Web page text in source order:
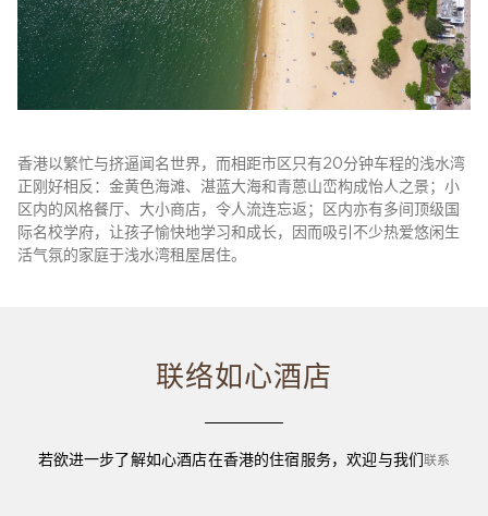
香港以繁忙与挤逼闻名世界，而相距市区只有20分钟车程的浅水湾
正刚好相反：金黄色海滩、湛蓝大海和青蒽山峦构成怡人之景；小
区内的风格餐厅、大小商店，令人流连忘返；区内亦有多间顶级国
际名校学府，让孩子愉快地学习和成长，因而吸引不少热爱悠闲生
活气氛的家庭于浅水湾租屋居住。
联络如心酒店
若欲进一步了解如心酒店在香港的住宿服务，欢迎与我们联系